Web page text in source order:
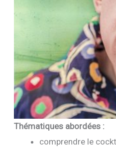
Thématiques abordées :
comprendre le